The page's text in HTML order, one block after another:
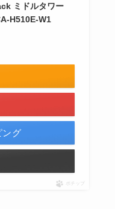
ミドルタワー
H510E-W1
ング
ポチップ